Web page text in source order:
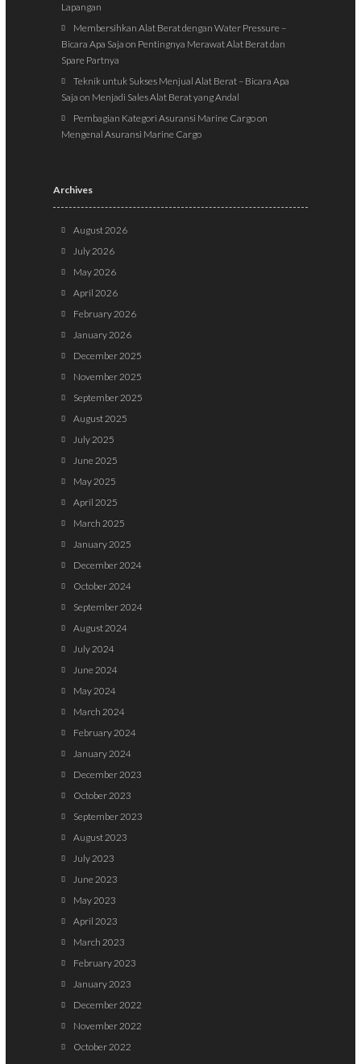
Lapangan
Membersihkan Alat Berat dengan Water Pressure –
Bicara Apa Saja on Pentingnya Merawat Alat Berat dan
Spare Partnya
Teknik untuk Sukses Menjual Alat Berat – Bicara Apa
Saja on Menjadi Sales Alat Berat yang Andal
Pembagian Kategori Asuransi Marine Cargoon
Mengenal Asuransi Marine Cargo
Archives
August 2026
July 2026
May 2026
April 2026
February 2026
January 2026
December 2025
November 2025
September 2025
August 2025
July 2025
June 2025
May 2025
April 2025
March 2025
January 2025
December 2024
October 2024
September 2024
August 2024
July 2024
June 2024
May 2024
March 2024
February 2024
January 2024
December 2023
October 2023
September 2023
August 2023
July 2023
June 2023
May 2023
April 2023
March 2023
February 2023
January 2023
December 2022
November 2022
October 2022